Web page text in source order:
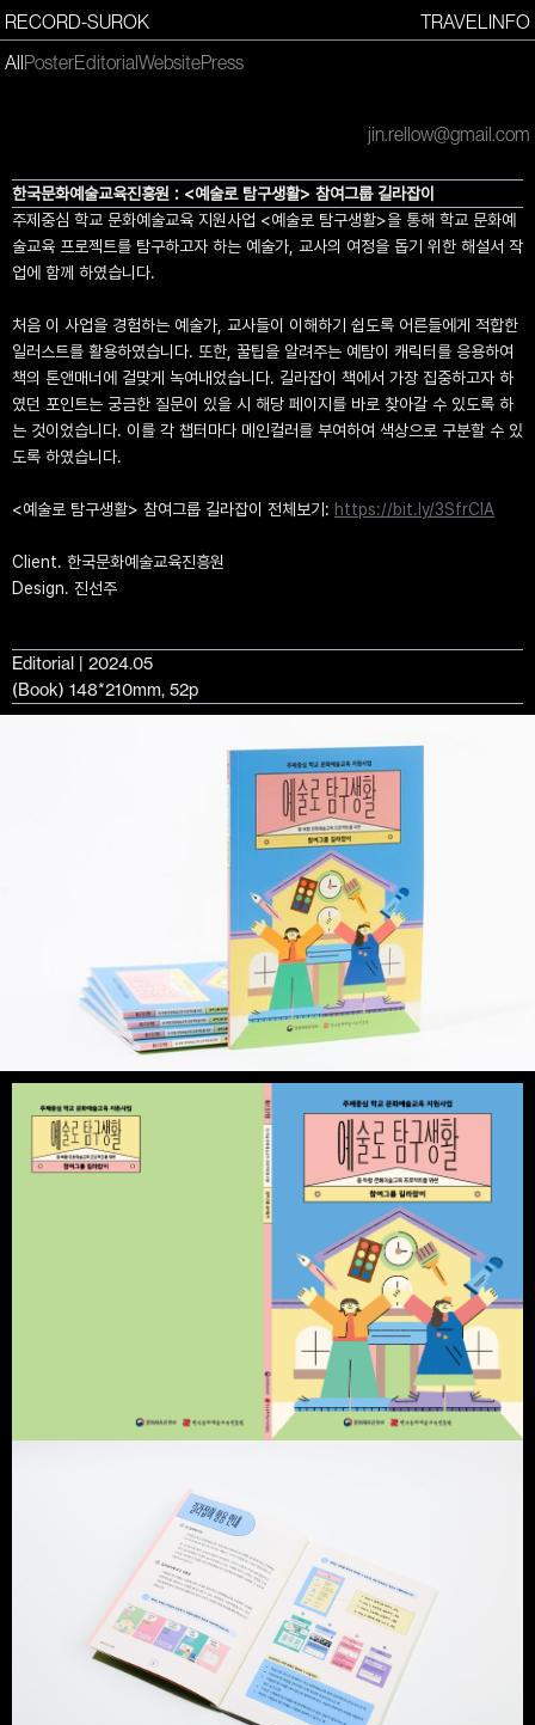
RECORD-SUROK TRAVEL INFO
AllPosterEditorialWebsitePress
jin.rellow@gmail.com
한국문화예술교육진흥원 : <예술로 탐구생활> 참여그룹 길라잡이
주제중심 학교 문화예술교육 지원사업 <예술로 탐구생활>을 통해 학교 문화예
술교육 프로젝트를 탐구하고자 하는 예술가, 교사의 여정을 돕기 위한 해설서 작
업에 함께 하였습니다.
처음 이 사업을 경험하는 예술가, 교사들이 이해하기 쉽도록 어른들에게 적합한
일러스트를 활용하였습니다. 또한, 꿀팁을 알려주는 예탐이 캐릭터를 응용하여
책의 톤앤매너에 걸맞게 녹여내었습니다. 길라잡이 책에서 가장 집중하고자 하
였던 포인트는 궁금한 질문이 있을 시 해당 페이지를 바로 찾아갈 수 있도록 하
는 것이었습니다. 이를 각 챕터마다 메인컬러를 부여하여 색상으로 구분할 수 있
도록 하였습니다.
<예술로 탐구생활> 참여그룹 길라잡이 전체보기: https://bit.ly/3SfrClA
Client. 한국문화예술교육진흥원
Design. 진선주
Editorial | 2024.05
(Book) 148*210mm, 52p